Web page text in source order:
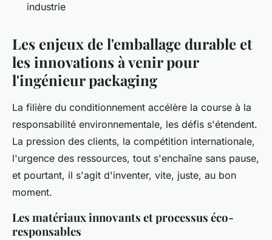
industrie
Les enjeux de l'emballage durable et
les innovations à venir pour
l'ingénieur packaging
La filière du conditionnement accélère la course à la
responsabilité environnementale, les défis s'étendent.
La pression des clients, la compétition internationale,
l'urgence des ressources, tout s'enchaîne sans pause,
et pourtant, il s'agit d'inventer, vite, juste, au bon
moment.
Les matériaux innovants et processus éco-
responsables